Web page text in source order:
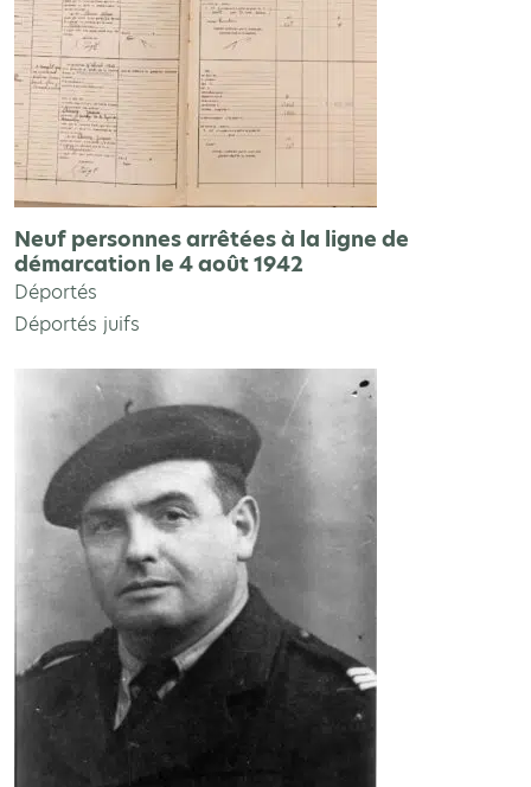
Neuf personnes arrêtées à la ligne de
démarcation le 4 août 1942
Déportés
Déportés juifs